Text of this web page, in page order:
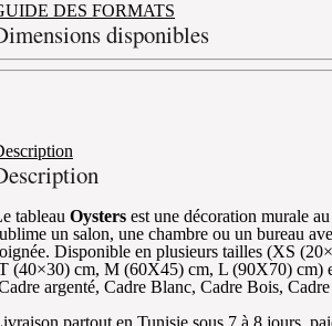
DES FORMATS
disponibles
tableau Oysters est une décoration murale
un salon, une chambre ou un bureau
Disponible en plusieurs tailles (XS
(40×30) cm, M (60X45) cm, L (90X70) cm)
argenté, Cadre Blanc, Cadre Bois,
partout en Tunisie sous 7 à 8 jours,